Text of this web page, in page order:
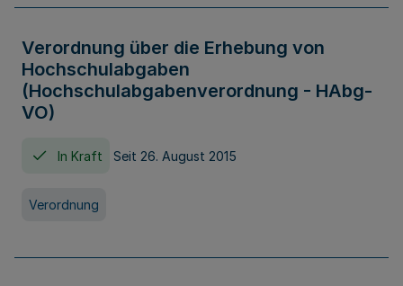
Verordnung über die Erhebung von
Hochschulabgaben
(Hochschulabgabenverordnung - HAbg-
VO)
In Kraft Seit 26. August 2015
Verordnung